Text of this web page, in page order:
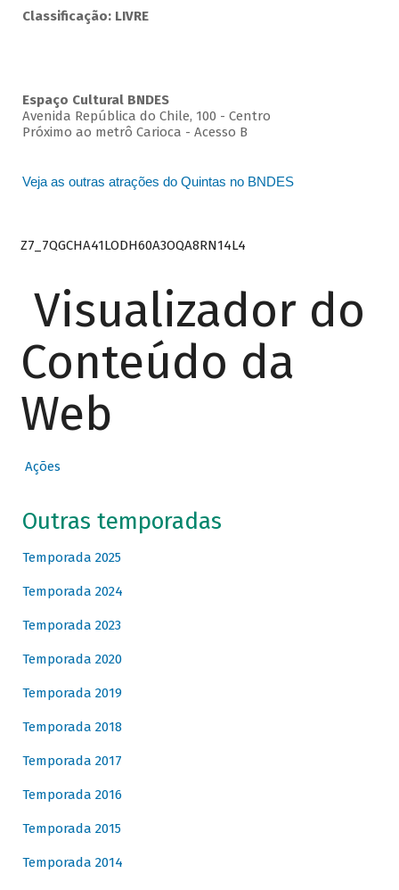
Classificação: LIVRE
Espaço Cultural BNDES
Avenida República do Chile, 100 - Centro
Próximo ao metrô Carioca - Acesso B
Veja as outras atrações do Quintas no BNDES
Z7_7QGCHA41LODH60A3OQA8RN14L4
Visualizador do
Conteúdo da
Web
Ações
Outras temporadas
Temporada 2025
Temporada 2024
Temporada 2023
Temporada 2020
Temporada 2019
Temporada 2018
Temporada 2017
Temporada 2016
Temporada 2015
Temporada 2014